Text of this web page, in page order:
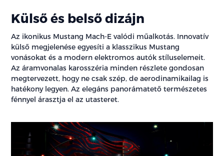
Külső és belső dizájn
Az ikonikus Mustang Mach-E valódi műalkotás. Innovatív
külső megjelenése egyesíti a klasszikus Mustang
vonásokat és a modern elektromos autók stíluselemeit.
Az áramvonalas karosszéria minden részlete gondosan
megtervezett, hogy ne csak szép, de aerodinamikailag is
hatékony legyen. Az elegáns panorámatető természetes
fénnyel árasztja el az utasteret.